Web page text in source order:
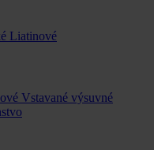
Liatinové
Vstavané výsuvné